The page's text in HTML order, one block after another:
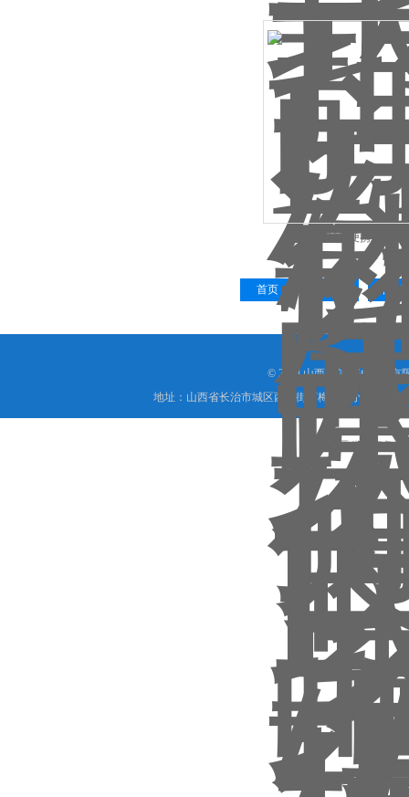
仪
EMLS-3000便携式漏水
首页 下一
© 2018 山西信伟慧诚科技有
地址：山西省长治市城区西大街下梅辉坡小区8号写
晋公网安备